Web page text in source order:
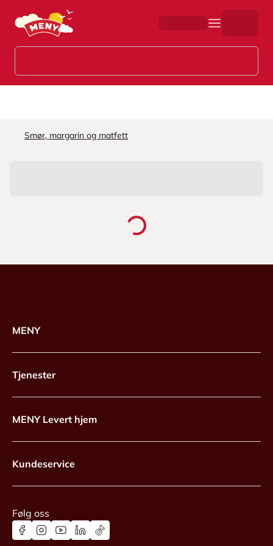
Hopp til hovedinnhold
Smør, margarin og matfett
MENY
Tjenester
MENY Levert hjem
Kundeservice
Følg oss